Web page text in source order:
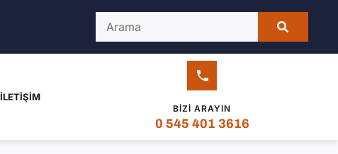
İLETIŞIM
BIZI ARAYIN
0 545 401 3616